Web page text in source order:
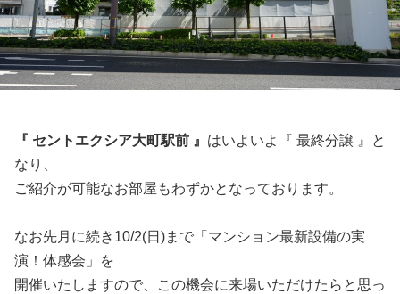
『 セントエクシア大町駅前 』 はいよいよ『 最終分譲 』と
なり、
ご紹介が可能なお部屋もわずかとなっております。
なお先月に続き10/2(日)まで「マンション最新設備の実
演！体感会」を
開催いたしますので、この機会に来場いただけたらと思っ